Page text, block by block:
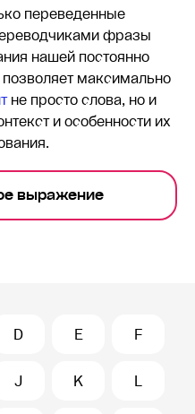
переведенные
фразы
нашей постоянно
максимально
не просто слова, но и
и особенности их
выражение
D E F
J K L